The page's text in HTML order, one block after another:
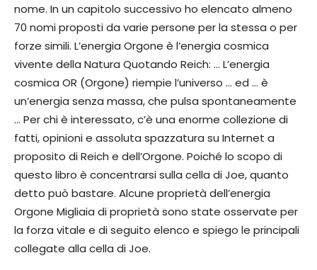
nome. In un capitolo successivo ho elencato almeno
70 nomi proposti da varie persone per la stessa o per
forze simili. L’energia Orgone è l’energia cosmica
vivente della Natura Quotando Reich: … L’energia
cosmica OR (Orgone) riempie l’universo … ed … è
un’energia senza massa, che pulsa spontaneamente
… Per chi è interessato, c’è una enorme collezione di
fatti, opinioni e assoluta spazzatura su Internet a
proposito di Reich e dell’Orgone. Poiché lo scopo di
questo libro è concentrarsi sulla cella di Joe, quanto
detto può bastare. Alcune proprietà dell’energia
Orgone Migliaia di proprietà sono state osservate per
la forza vitale e di seguito elenco e spiego le principali
collegate alla cella di Joe.